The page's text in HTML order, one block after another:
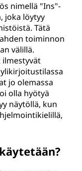
nimellä "Ins"-
joka löytyy
Tätä
toiminnon
välillä.
jo olemassa
olla hyötyä
näytöllä, kun